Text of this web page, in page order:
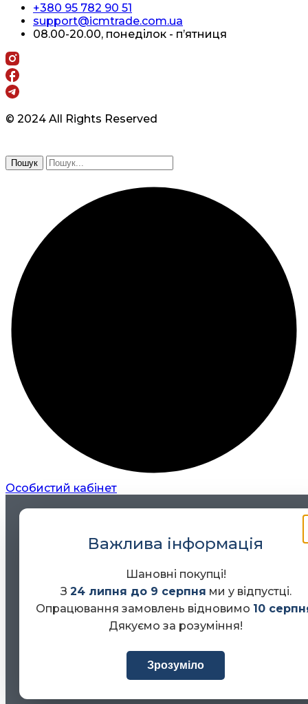
+380 95 782 90 51
support@icmtrade.com.ua
08.00-20.00, понеділок - п’ятниця
© 2024 All Rights Reserved
Пошук
Особистий кабінет
Важлива інформація
Шановні покупці!
З 24 липня до 9 серпня ми у відпустці.
Опрацювання замовлень відновимо 10
Дякуємо за розуміння!
Зрозуміло